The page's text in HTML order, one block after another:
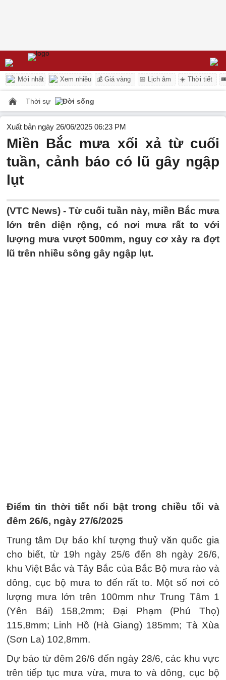
Mới nhất Xem nhiều 💰 Giá vàng 📅 Lịch âm ☀️ Thời tiết
Thời sự Đời sống
Xuất bản ngày 26/06/2025 06:23 PM
Miền Bắc mưa xối xả từ cuối
tuần, cảnh báo có lũ gây ngập
lụt
(VTC News) -Từ cuối tuần này, miền Bắc mưa
lớn trên diện rộng, có nơi mưa rất to với
lượng mưa vượt 500mm, nguy cơ xảy ra đợt
lũ trên nhiều sông gây ngập lụt.
Điểm tin thời tiết nổi bật trong chiều tối và
đêm 26/6, ngày 27/6/2025
Trung tâm Dự báo khí tượng thuỷ văn quốc gia
cho biết, từ 19h ngày 25/6 đến 8h ngày 26/6,
khu Việt Bắc và Tây Bắc của Bắc Bộ mưa rào và
dông, cục bộ mưa to đến rất to. Một số nơi có
lượng mưa lớn trên 100mm như Trung Tâm 1
(Yên Bái) 158,2mm; Đại Phạm (Phú Thọ)
115,8mm; Linh Hồ (Hà Giang) 185mm; Tà Xùa
(Sơn La) 102,8mm.
Dự báo từ đêm 26/6 đến ngày 28/6, các khu vực
trên tiếp tục mưa vừa, mưa to và dông, cục bộ